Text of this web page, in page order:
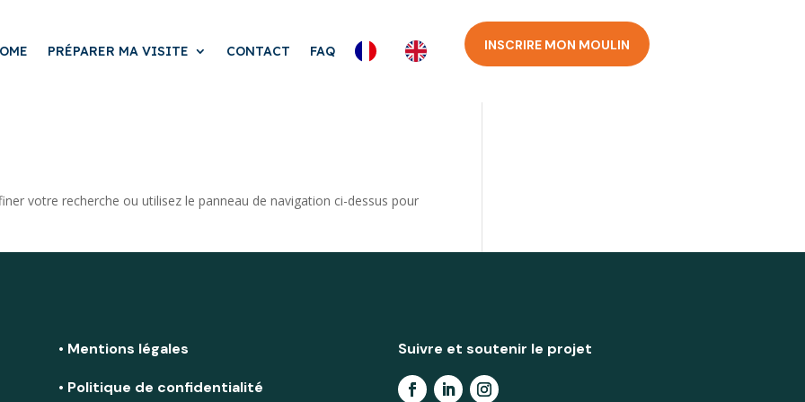
PRÉPARER MA VISITE CONTACT FAQ INSCRIRE MON MOULIN
votre recherche ou utilisez le panneau de navigation ci-dessus pour
• Mentions légales
• Politique de confidentialité
Suivre et soutenir le projet